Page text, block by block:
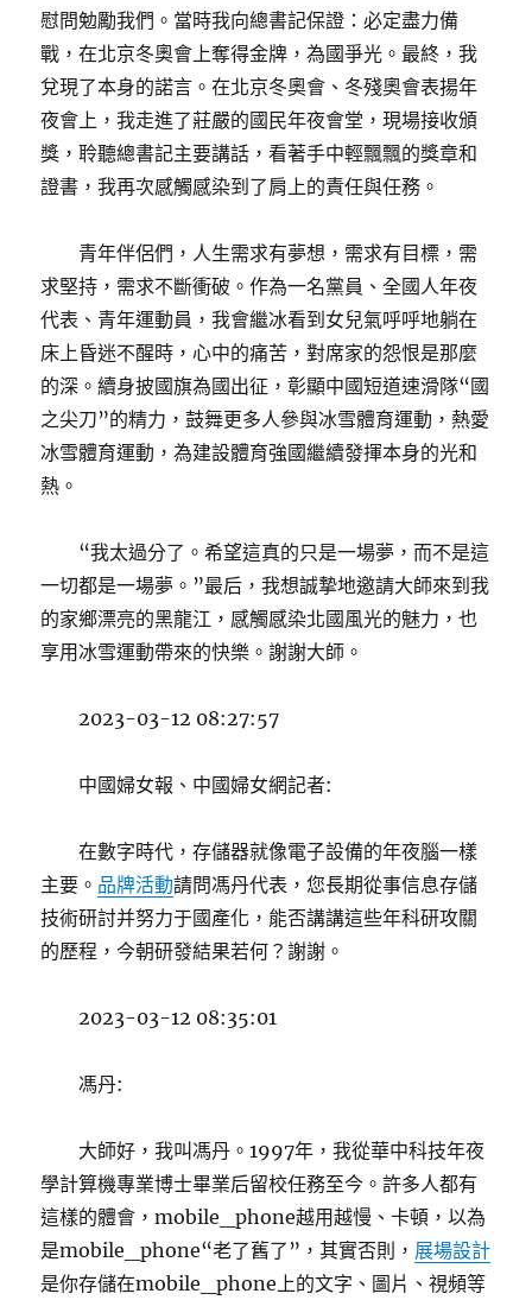
慰問勉勵我們。當時我向總書記保證：必定盡力備
戰，在北京冬奧會上奪得金牌，為國爭光。最終，我
兌現了本身的諾言。在北京冬奧會、冬殘奧會表揚年
夜會上，我走進了莊嚴的國民年夜會堂，現場接收頒
獎，聆聽總書記主要講話，看著手中輕飄飄的獎章和
證書，我再次感觸感染到了肩上的責任與任務。
青年伴侶們，人生需求有夢想，需求有目標，需
求堅持，需求不斷衝破。作為一名黨員、全國人年夜
代表、青年運動員，我會繼冰看到女兒氣呼呼地躺在
床上昏迷不醒時，心中的痛苦，對席家的怨恨是那麼
的深。續身披國旗為國出征，彰顯中國短道速滑隊“國
之尖刀”的精力，鼓舞更多人參與冰雪體育運動，熱愛
冰雪體育運動，為建設體育強國繼續發揮本身的光和
熱。
“我太過分了。希望這真的只是一場夢，而不是這
一切都是一場夢。”最后，我想誠摯地邀請大師來到我
的家鄉漂亮的黑龍江，感觸感染北國風光的魅力，也
享用冰雪運動帶來的快樂。謝謝大師。
2023-03-12 08:27:57
中國婦女報、中國婦女網記者:
在數字時代，存儲器就像電子設備的年夜腦一樣
主要。 品牌活動請問馮丹代表，您長期從事信息存儲
技術研討并努力于國產化，能否講講這些年科研攻關
的歷程，今朝研發結果若何？謝謝。
2023-03-12 08:35:01
馮丹:
大師好，我叫馮丹。1997年，我從華中科技年夜
學計算機專業博士畢業后留校任務至今。許多人都有
這樣的體會，mobile_phone越用越慢、卡頓，以為
是mobile_phone“老了舊了”，其實否則， 展場設計
是你存儲在mobile_phone上的文字、圖片、視頻等